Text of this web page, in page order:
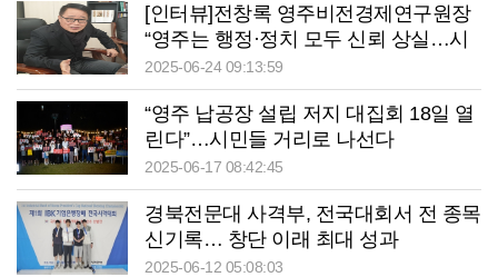
[인터뷰]전창록 영주비전경제연구원장
“영주는 행정·정치 모두 신뢰 상실…시
민참여 제도화·책임정치 복원 시급”
2025-06-24 09:13:59
“영주 납공장 설립 저지 대집회 18일 열
린다”…시민들 거리로 나선다
2025-06-17 08:42:45
경북전문대 사격부, 전국대회서 전 종목
신기록… 창단 이래 최대 성과
2025-06-12 05:08:03